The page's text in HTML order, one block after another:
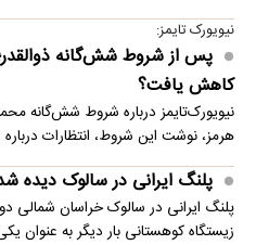
نیویورک تایمز:
پس از شروط شش‌گانه
کاهش یافت؟
نیویورک‌تایمز درباره شروط شش‌گانه
هرمز، نوشت این شروط، انتظارات درباره
پلنگ ایرانی در سالوک دیده
پلنگ ایرانی در سالوک خراسان شمالی
زیستگاه کوهستانی بار دیگر به عنوان